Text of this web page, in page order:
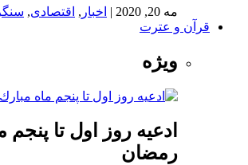
مه 20, 2020 | اخبار , اقتصادی,
قرآن و عترت
ویژه
ادعيه روز اول تا پنجم
رمضان